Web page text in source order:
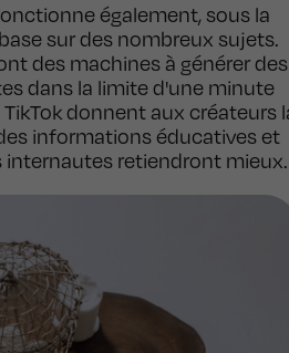
également, sous la
sur des nombreux sujets.
des machines à générer des
dans la limite d'une minute
donnent aux créateurs
informations éducatives et
internautes retiendront mieux.